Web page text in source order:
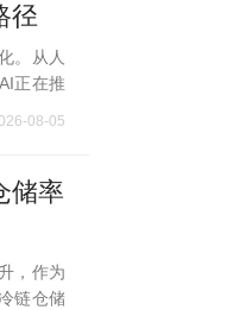
径
。从人
正在推
客沙龙
08-05
储率
，作为
链仓储